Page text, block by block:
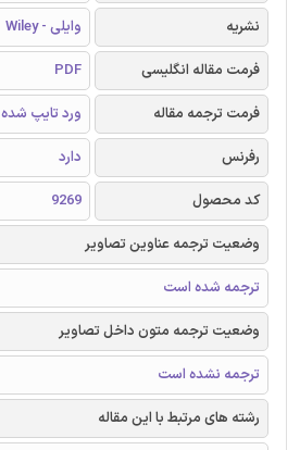
نشریه
وایلی - Wiley
فرمت مقاله انگلیسی
PDF
فرمت ترجمه مقاله
ورد تایپ شده
رفرنس
دارد
کد محصول
9269
وضعیت ترجمه عناوین تصاویر
ترجمه شده است
وضعیت ترجمه متون داخل تصاویر
ترجمه نشده است
رشته های مرتبط با این مقاله